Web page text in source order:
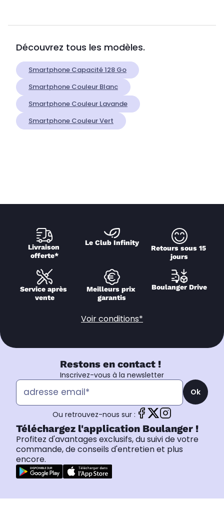
Découvrez tous les modèles.
Smartphone Capacité 128 Go
Smartphone Couleur Blanc
Smartphone Couleur Lavande
Smartphone Couleur Vert
Livraison
offerte*
Le Club Infinity
Retours sous 15
jours
Service après
vente
Meilleurs prix
garantis
Boulanger Drive
Voir conditions*
Restons en contact !
Inscrivez-vous à la newsletter
Ok
Ou retrouvez-nous sur :
Téléchargez l'application Boulanger !
Profitez d'avantages exclusifs, du suivi de votre
commande, de conseils d'entretien et plus
encore.